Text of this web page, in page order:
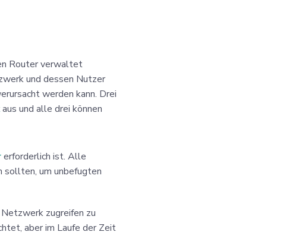
Router verwaltet
und dessen Nutzer
werden kann. Drei
aus und alle drei können
erforderlich ist. Alle
sollten, um unbefugten
zugreifen zu
aber im Laufe der Zeit